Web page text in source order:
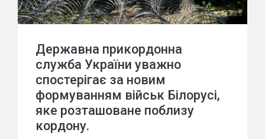
Державна прикордонна
служба України уважно
спостерігає за новим
формуванням військ Білорусі,
яке розташоване поблизу
кордону.